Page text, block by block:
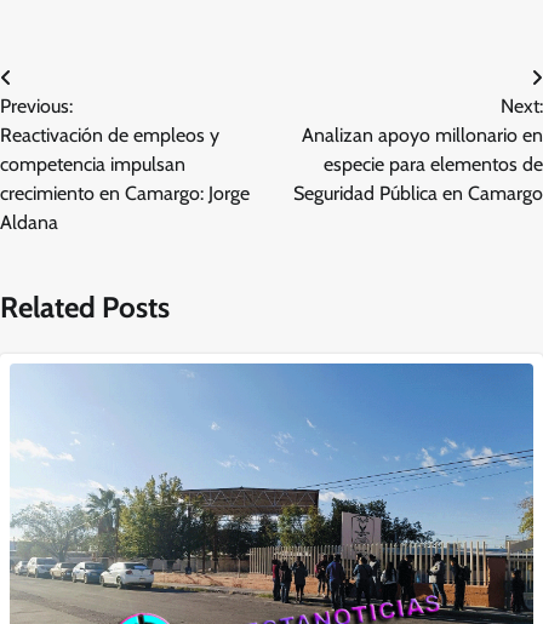
Navegación
de
entradas
Previous:
Reactivación de empleos y
competencia impulsan
crecimiento en Camargo: Jorge
Aldana
Next:
Analizan apoyo millonario en
especie para elementos de
Seguridad Pública en Camargo
Related Posts